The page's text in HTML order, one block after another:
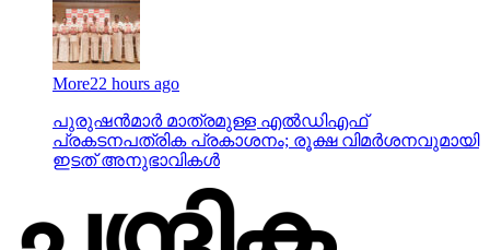
More22 hours ago
പുരുഷന്‍മാര്‍ മാത്രമുള്ള എല്‍ഡിഎഫ്
പ്രകടനപത്രിക പ്രകാശനം; രൂക്ഷ വിമര്‍ശനവുമായി
ഇടത് അനുഭാവികൾ